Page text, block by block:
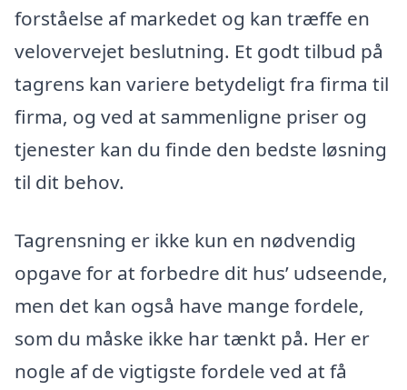
forståelse af markedet og kan træffe en
velovervejet beslutning. Et godt tilbud på
tagrens kan variere betydeligt fra firma til
firma, og ved at sammenligne priser og
tjenester kan du finde den bedste løsning
til dit behov.
Tagrensning er ikke kun en nødvendig
opgave for at forbedre dit hus’ udseende,
men det kan også have mange fordele,
som du måske ikke har tænkt på. Her er
nogle af de vigtigste fordele ved at få